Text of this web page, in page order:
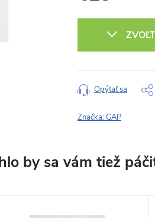
Opýtať sa
Značka:GAP